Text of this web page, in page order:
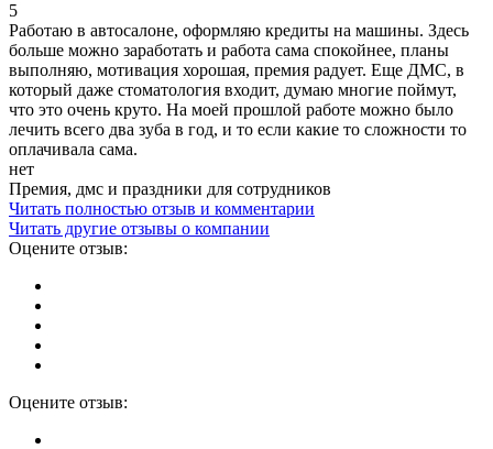
5
Работаю в автосалоне, оформляю кредиты на машины. Здесь
больше можно заработать и работа сама спокойнее, планы
выполняю, мотивация хорошая, премия радует. Еще ДМС, в
который даже стоматология входит, думаю многие поймут,
что это очень круто. На моей прошлой работе можно было
лечить всего два зуба в год, и то если какие то сложности то
оплачивала сама.
нет
Премия, дмс и праздники для сотрудников
Читать полностью отзыв и комментарии
Читать другие отзывы о компании
Оцените отзыв:
Оцените отзыв: